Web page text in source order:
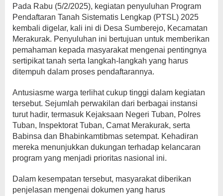
Pada Rabu (5/2/2025), kegiatan penyuluhan Program
Pendaftaran Tanah Sistematis Lengkap (PTSL) 2025
kembali digelar, kali ini di Desa Sumberejo, Kecamatan
Merakurak. Penyuluhan ini bertujuan untuk memberikan
pemahaman kepada masyarakat mengenai pentingnya
sertipikat tanah serta langkah-langkah yang harus
ditempuh dalam proses pendaftarannya.
Antusiasme warga terlihat cukup tinggi dalam kegiatan
tersebut. Sejumlah perwakilan dari berbagai instansi
turut hadir, termasuk Kejaksaan Negeri Tuban, Polres
Tuban, Inspektorat Tuban, Camat Merakurak, serta
Babinsa dan Bhabinkamtibmas setempat. Kehadiran
mereka menunjukkan dukungan terhadap kelancaran
program yang menjadi prioritas nasional ini.
Dalam kesempatan tersebut, masyarakat diberikan
penjelasan mengenai dokumen yang harus